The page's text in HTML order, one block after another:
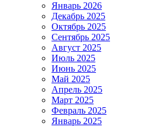
Январь 2026
Декабрь 2025
Октябрь 2025
Сентябрь 2025
Август 2025
Июль 2025
Июнь 2025
Май 2025
Апрель 2025
Март 2025
Февраль 2025
Январь 2025